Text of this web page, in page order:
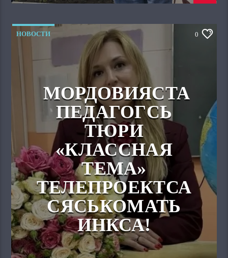
НОВОСТИ 0
МОРДОВИЯСТА
ПЕДАГОГСЬ
ТЮРИ
«КЛАССНАЯ
ТЕМА»
ТЕЛЕПРОЕКТСА
СЯСЬКОМАТЬ
ИНКСА!